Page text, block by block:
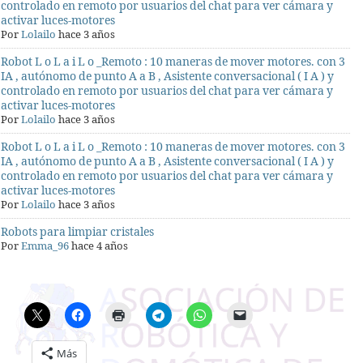
controlado en remoto por usuarios del chat para ver cámara y
activar luces-motores
PorLolailo hace 3 años
Robot L o L a i L o _Remoto : 10 maneras de mover motores. con 3
IA , autónomo de punto A a B , Asistente conversacional ( I A ) y
controlado en remoto por usuarios del chat para ver cámara y
activar luces-motores
PorLolailo hace 3 años
Robot L o L a i L o _Remoto : 10 maneras de mover motores. con 3
IA , autónomo de punto A a B , Asistente conversacional ( I A ) y
controlado en remoto por usuarios del chat para ver cámara y
activar luces-motores
PorLolailo hace 3 años
Robots para limpiar cristales
PorEmma_96hace 4 años
Más